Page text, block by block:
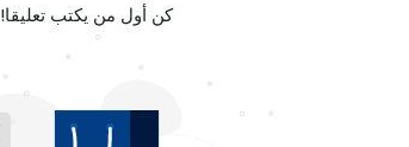
كن أول من يكتب تعليقا!